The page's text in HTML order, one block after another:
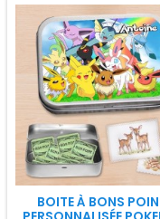
BOITE À BONS